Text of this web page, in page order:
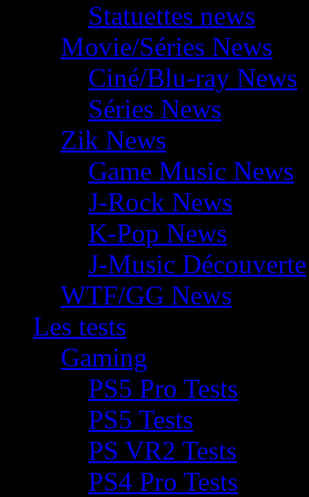
Statuettes news
Movie/Séries News
Ciné/Blu-ray News
Séries News
Zik News
Game Music News
J-Rock News
K-Pop News
J-Music Découverte
WTF/GG News
Les tests
Gaming
PS5 Pro Tests
PS5 Tests
PS VR2 Tests
PS4 Pro Tests